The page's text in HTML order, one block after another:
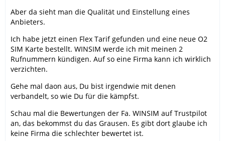
Aber da sieht man die Qualität und Einstellung eines
Anbieters.
Ich habe jetzt einen Flex Tarif gefunden und eine neue O2
SIM Karte bestellt. WINSIM werde ich mit meinen 2
Rufnummern kündigen. Auf so eine Firma kann ich wirklich
verzichten.
Gehe mal daon aus, Du bist irgendwie mit denen
verbandelt, so wie Du für die kämpfst.
Schau mal die Bewertungen der Fa. WINSIM auf Trustpilot
an, das bekommst du das Grausen. Es gibt dort glaube ich
keine Firma die schlechter bewertet ist.